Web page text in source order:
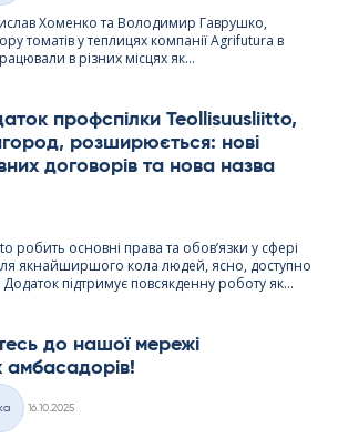
Хоменко та Володимир Гаврушко,
томатів у теплицях компанії Agri­fu­tura в
в різних місцях як...
профспілки Teol­li­suus­liitto,
розширюється: нові
договорів та нова назва
робить основні права та обов’язки у сфері
якнайширшого кола людей, ясно, доступно
підтримує повсякденну роботу як...
до нашої мережі
амбасадорів!
16.10.2025